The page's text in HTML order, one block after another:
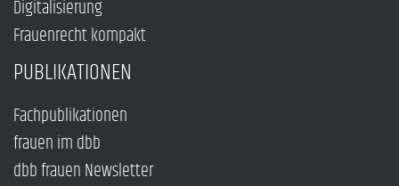
Digitalisierung
Frauenrecht kompakt
PUBLIKATIONEN
Fachpublikationen
frauen im dbb
dbb frauen Newsletter